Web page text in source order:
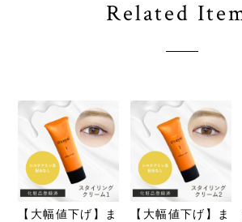
Related
【大幅値下げ】ま
【大幅値下げ】ま